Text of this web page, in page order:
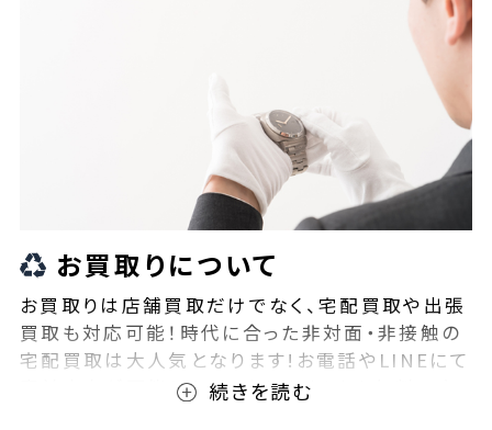
お買取りについて
お買取りは店舗買取だけでなく、宅配買取や出張
買取も対応可能！時代に合った非対面・非接触の
宅配買取は大人気となります!お電話やLINEにて
事前査定が可能となっております！また無料の宅